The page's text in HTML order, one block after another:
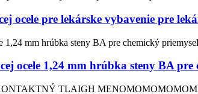
ocele pre lekárske vybavenie pre
ocele 1,24 mm hrúbka steny BA pre